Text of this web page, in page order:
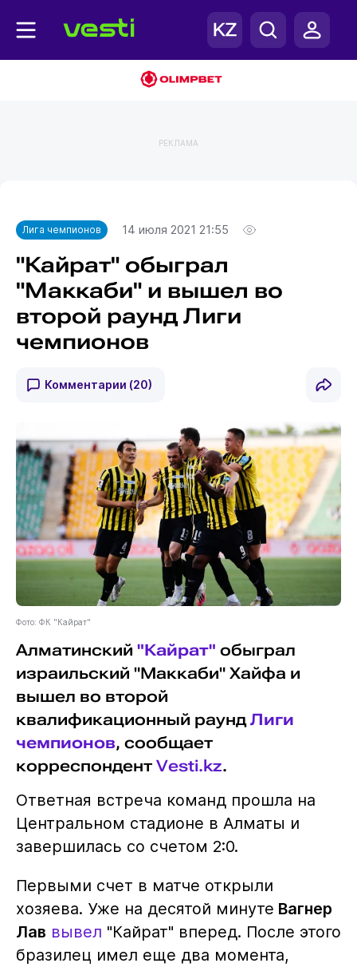
РЕКЛАМА
Лига чемпионов 14 июля 2021 21:55
"Кайрат" обыграл
"Маккаби" и вышел во
второй раунд Лиги
чемпионов
Комментарии (20)
Фото: ФК "Кайрат"
Алматинский "Кайрат" обыграл
израильский "Маккаби" Хайфа и
вышел во второй
квалификационный раундЛиги
чемпионов, сообщает
корреспондент Vesti.kz.
Ответная встреча команд прошла на
Центральном стадионе в Алматы и
завершилась со счетом 2:0.
Первыми счет в матче открыли
хозяева. Уже на десятой минуте Вагнер
Лав вывел "Кайрат" вперед. После этого
бразилец имел еще два момента,